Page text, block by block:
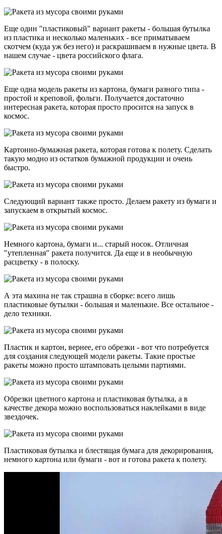
Еще один "пластиковый" вариант ракеты - большая бутылка
из пластика и несколько маленьких - все приматываем
скотчем (куда уж без него) и раскрашиваем в нужные цвета. В
нашем случае - цвета российского флага.
Еще одна модель ракеты из картона, бумаги разного типа -
простой и креповой, фольги. Получается достаточно
интересная ракета, которая просто просится на запуск в
космос.
Картонно-бумажная ракета, которая готова к полету. Сделать
такую модно из остатков бумажной продукции и очень
быстро.
Следующий вариант также просто. Делаем ракету из бумаги и
запускаем в открытый космос.
Немного картона, бумаги и... старый носок. Отличная
"утепленная" ракета получится. Да еще и в необычную
расцветку - в полоску.
А эта махина не так страшна в сборке: всего лишь
пластиковые бутылки - большая и маленькие. Все остальное -
дело техники.
Пластик и картон, вернее, его обрезки - вот что потребуется
для создания следующей модели ракеты. Такие простые
ракеты можно просто штамповать целыми партиями.
Обрезки цветного картона и пластиковая бутылка, а в
качестве декора можно воспользоваться наклейками в виде
звездочек.
Пластиковая бутылка и блестящая бумага для декорирования,
немного картона или бумаги - вот и готова ракета к полету.